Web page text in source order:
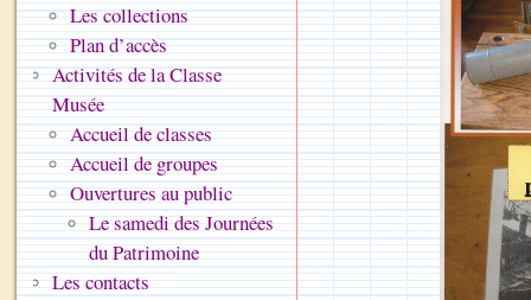
Les collections
Plan d’accès
Activités de la Classe
Musée
Accueil de classes
Accueil de groupes
Ouvertures au public
Le samedi des Journées
du Patrimoine
Les contacts